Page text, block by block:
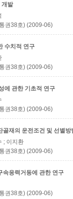
개발
권38호) (2009-06)
수치적 연구
권38호) (2009-06)
에 관한 기초적 연구
권38호) (2009-06)
재의 운전조건 및 선별
; 이지환
권38호) (2009-06)
속응력거동에 관한 연구
권38호) (2009-06)